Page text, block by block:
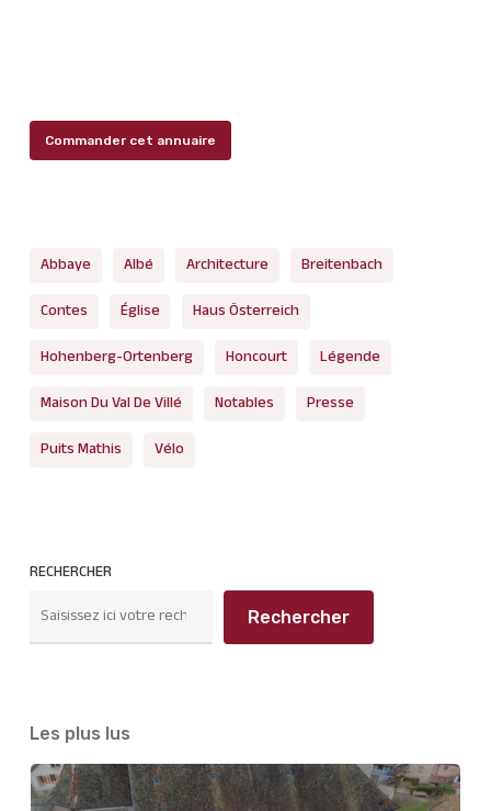
Commander cet annuaire
Abbaye Albé Architecture
Breitenbach
Contes
Église
Haus Österreich
Hohenberg-Ortenberg
Honcourt
Légende
Maison Du Val De Villé
Notables
Presse
Puits Mathis
Vélo
RECHERCHER
Rechercher
Les plus lus